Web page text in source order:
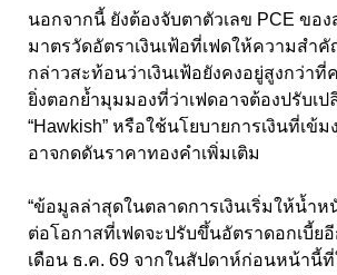
นอกจากนี้ ยังต้องจับตาตัวเลข PCE ของ
มาตรวัดอัตราเงินเฟ้อที่เฟดให้ความสำ
กล่าวสะท้อนว่าเงินเฟ้อยังคงอยู่สูงกว่าที่
ยิ่งตอกย้ำมุมมองที่ว่าเฟดอาจต้องปรับเป
“Hawkish” หรือใช้นโยบายการเงินที่เข้
อาจกดดันราคาทองคำเพิ่มเติม
“ข้อมูลล่าสุดในตลาดการเงินเริ่มให้น้ำห
ต่อโอกาสที่เฟดจะปรับขึ้นอัตราดอกเบี้ย
เดือน ธ.ค. 69 จากในสัปดาห์ก่อนหน้านี้